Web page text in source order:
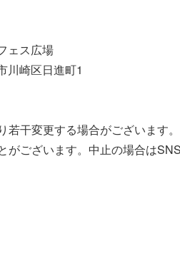
ェス広場
川崎区日進町1
干変更する場合がございます。
がございます。中止の場合は